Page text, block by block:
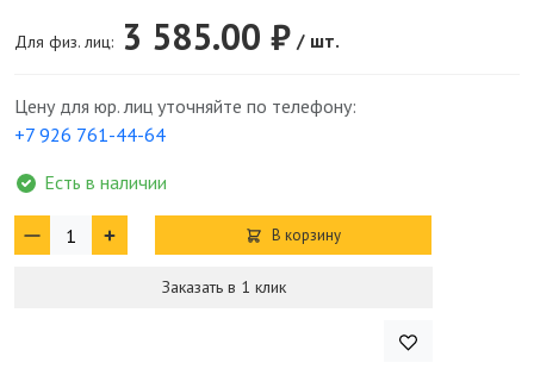
Для физ. лиц: 3 585.00 ₽ / шт.
Цену для юр. лиц уточняйте по телефону:
+7 926 761-44-64
Есть в наличии
В корзину
Заказать в 1 клик